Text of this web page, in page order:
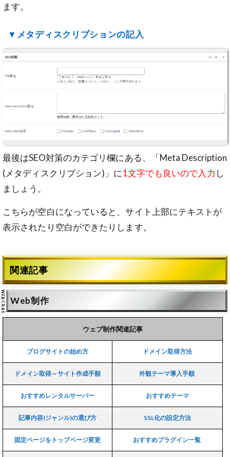
ます。
▼メタディスクリプションの記入
最後はSEO対策のカテゴリ欄にある、「Meta Description
(メタディスクリプション)」に1文字でも良いので入力 し
ましょう。
こちらが空白になっていると、サイト上部にテキストが
表示されたり空白ができたりします。
関連記事
Web制作
ウェブ制作関連記事
ブログサイトの始め方 ドメイン取得方法
ドメイン取得～サイト作成手順 外観テーマ導入手順
おすすめレンタルサーバー おすすめテーマ
記事内容(ジャンル)の選び方 SSL化の設定方法
固定ページをトップページ変更 おすすめプラグイン一覧